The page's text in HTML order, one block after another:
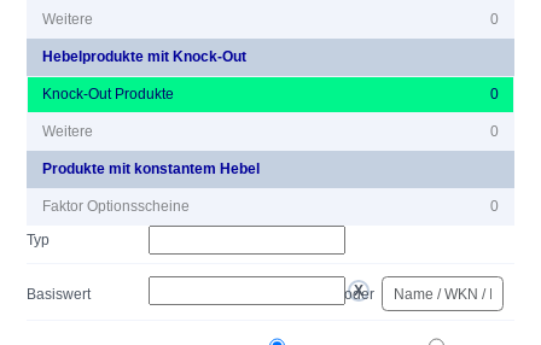
Weitere 0
Hebelprodukte mit Knock-Out
Knock-Out Produkte 0
Weitere 0
Produkte mit konstantem Hebel
Faktor Optionsscheine
0
Typ
Basiswert oder